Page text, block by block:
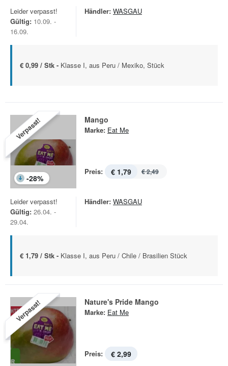
Leider verpasst!
Gültig: 10.09. -
16.09.
Händler: WASGAU
€ 0,99 / Stk - Klasse I, aus Peru / Mexiko, Stück
Verpasst!
-28%
Mango
Marke: Eat Me
Preis: € 1,79 € 2,49
Leider verpasst!
Gültig: 26.04. -
29.04.
Händler: WASGAU
€ 1,79 / Stk - Klasse I, aus Peru / Chile / Brasilien Stück
Verpasst! Nature's Pride Mango
Marke: Eat Me
Preis: € 2,99